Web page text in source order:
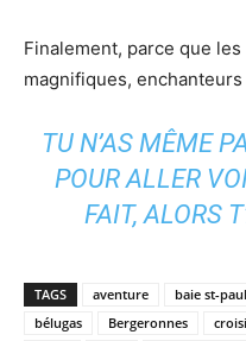
Finalement, parce que
magnifiques,
TU N’AS MÊME
POUR ALLER
FAIT, ALORS
TAGS aventure baie st-paul
bélugas
Bergeronnes